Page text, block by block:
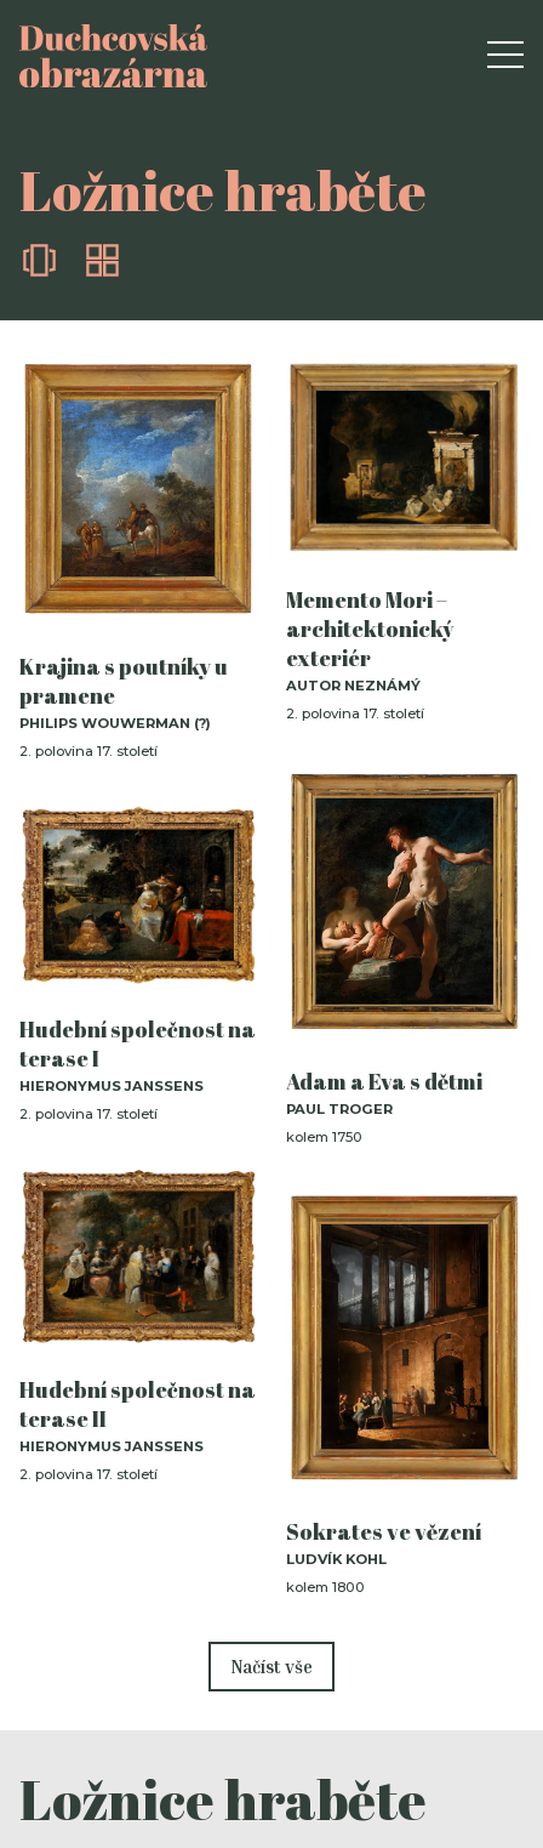
Ložnice hraběte
Krajina s poutníky u
pramene
PHILIPS WOUWERMAN (?)
2. polovina 17. století
Memento Mori –
architektonický
exteriér
AUTOR NEZNÁMÝ
2. polovina 17. století
Adam a Eva s dětmi
PAUL TROGER
kolem 1750
Hudební společnost na
terase I
HIERONYMUS JANSSENS
2. polovina 17. století
Hudební společnost na
terase II
HIERONYMUS JANSSENS
2. polovina 17. století
Sokrates ve vězení
LUDVÍK KOHL
kolem 1800
Načíst vše
Ložnice hraběte